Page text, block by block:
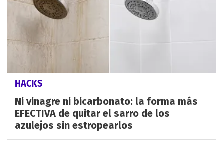
HACKS
Ni vinagre ni bicarbonato: la forma más
EFECTIVA de quitar el sarro de los
azulejos sin estropearlos